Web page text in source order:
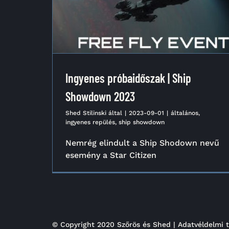
Ingyenes próbaidőszak | Ship
Showdown 2023
Shed Stilinski által | 2023-09-01 | általános,
ingyenes repülés, ship showdown
Nemrég elindult a Ship Shodown nevű
esemény a Star Citizen
© Copyright 2020 Szőrös és Shed | Adatvéldelmi